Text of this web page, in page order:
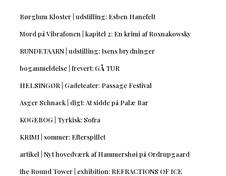
Børglum Kloster | udstilling: Esben Hanefelt
Mord på Vibrafonen | kapitel 2: En krimi af Roxnakowsky
RUNDETAARN | udstilling: Isens brydninger
boganmeldelse | frevert: GÅ TUR
HELSINGØR | Gadeteater: Passage Festival
Asger Schnack | digt: At sidde på Palæ Bar
KOGEBOG | Tyrkisk: Sofra
KRIMI | sommer: Efterspillet
artikel | Nyt hovedværk af Hammershøi på Ordrupgaard
the Round Tower | exhibition: REFRACTIONS OF ICE